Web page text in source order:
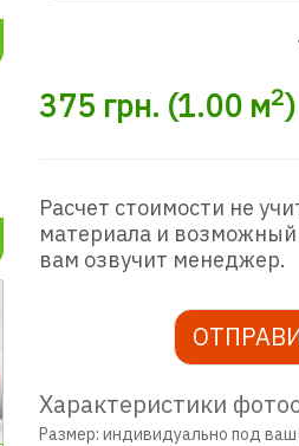
375 грн. (1.00м2)
Расчет стоимости не
материала и
вам озвучит менеджер.
Характеристики
Размер: индивидуально под ваш